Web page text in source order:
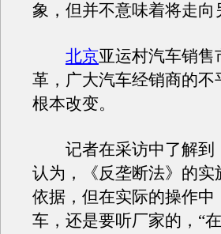
象，但并不意味着将走向
北京亚运村汽车销
革，广大汽车经销商的
根本改变。
记者在采访中了解到
认为，《反垄断法》的
依据，但在实际的操作
车，还是要听厂家的，“